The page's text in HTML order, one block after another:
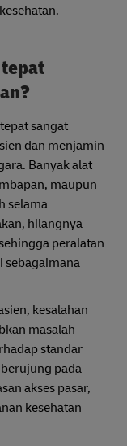
sangat
dan menjamin
Banyak alat
maupun
selama
hilangnya
peralatan
sebagaimana
kesalahan
masalah
standar
pada
akses pasar,
kesehatan